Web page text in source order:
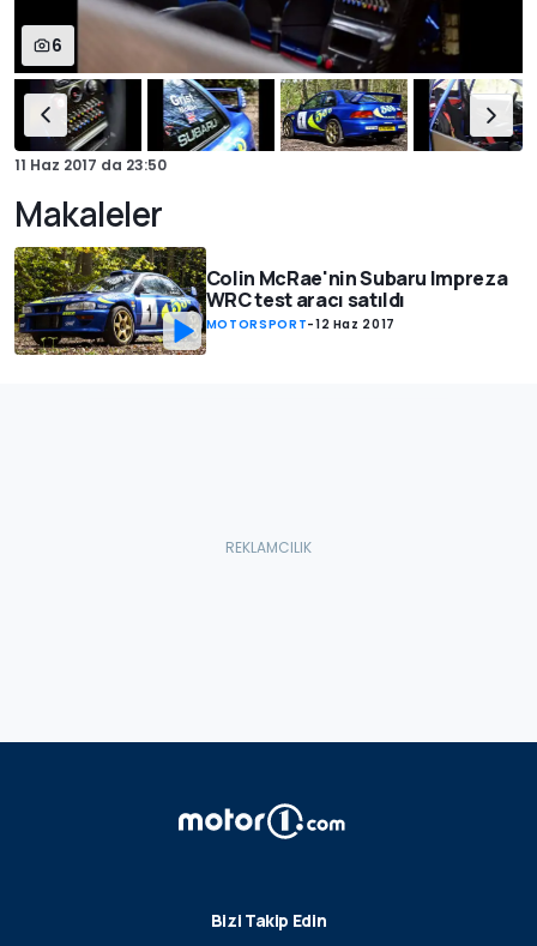
6
11 Haz 2017 da 23:50
Makaleler
Colin McRae'nin Subaru Impreza
WRC test aracı satıldı
MOTORSPORT-12 Haz 2017
Bizi Takip Edin